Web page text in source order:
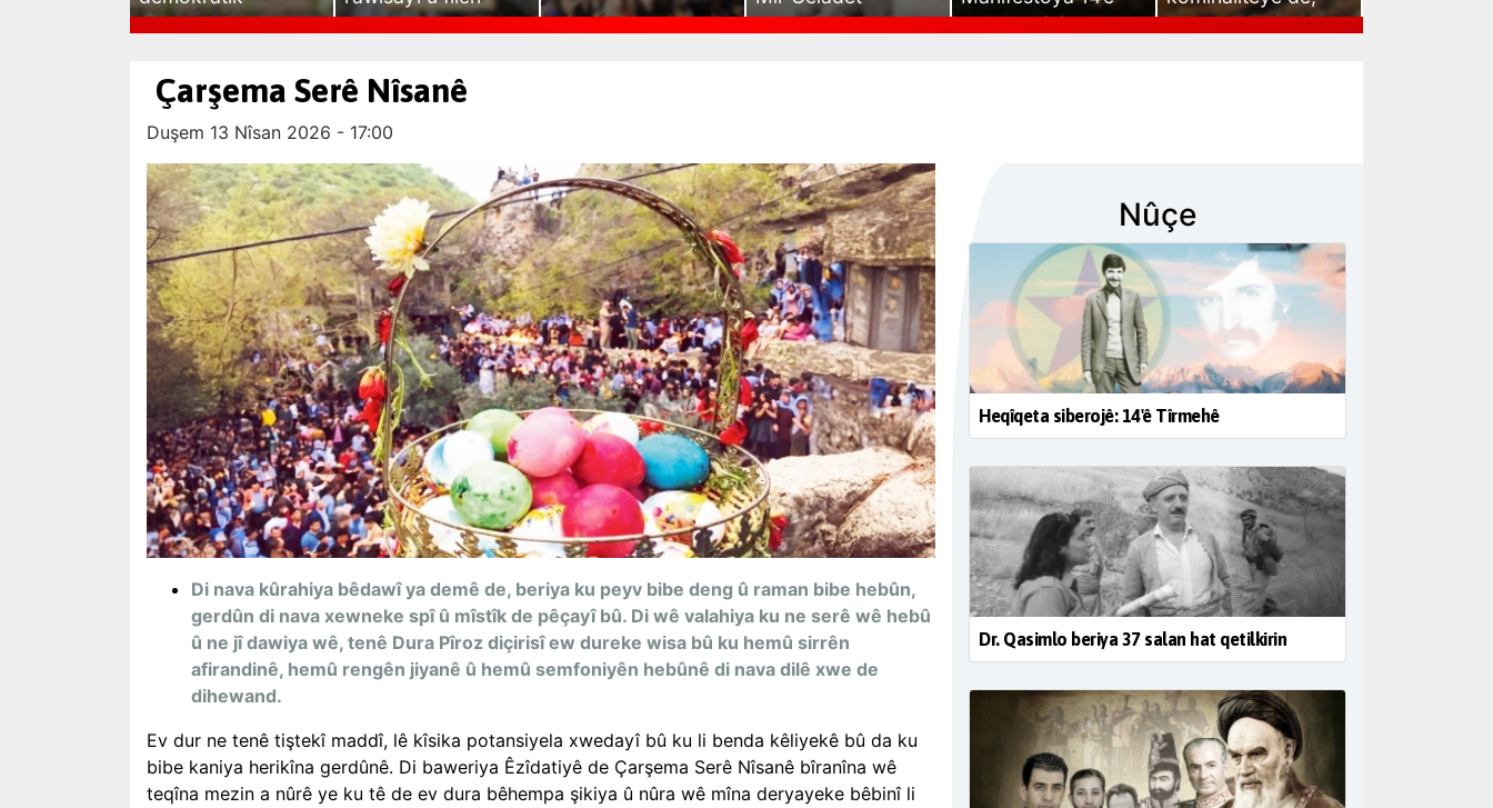
Çarşema Serê Nîsanê
Duşem 13 Nîsan 2026 - 17:00
Di nava kûrahiya bêdawî ya demê de, beriya ku peyv bibe deng û raman bibe hebûn,
gerdûn di nava xewneke spî û mîstîk de pêçayî bû. Di wê valahiya ku ne serê wê hebû
û ne jî dawiya wê, tenê Dura Pîroz diçirisî ew dureke wisa bû ku hemû sirrên
afirandinê, hemû rengên jiyanê û hemû semfoniyên hebûnê di nava dilê xwe de
dihewand.
Ev dur ne tenê tiştekî maddî, lê kîsika potansiyela xwedayî bû ku li benda kêliyekê bû da ku
bibe kaniya herikîna gerdûnê. Di baweriya Êzîdatiyê de Çarşema Serê Nîsanê bîranîna wê
teqîna mezin a nûrê ye ku tê de ev dura bêhempa şikiya û nûra wê mîna deryayeke bêbinî li
Nûçe
Heqîqeta siberojê: 14'ê Tîrmehê
Dr. Qasimlo beriya 37 salan hat qetilkirin